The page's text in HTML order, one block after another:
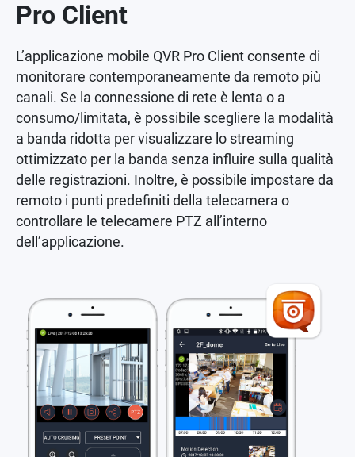
Pro Client
L’applicazione mobile QVR Pro Client consente di
monitorare contemporaneamente da remoto più
canali. Se la connessione di rete è lenta o a
consumo/limitata, è possibile scegliere la modalità
a banda ridotta per visualizzare lo streaming
ottimizzato per la banda senza influire sulla qualità
delle registrazioni. Inoltre, è possibile impostare da
remoto i punti predefiniti della telecamera o
controllare le telecamere PTZ all’interno
dell’applicazione.